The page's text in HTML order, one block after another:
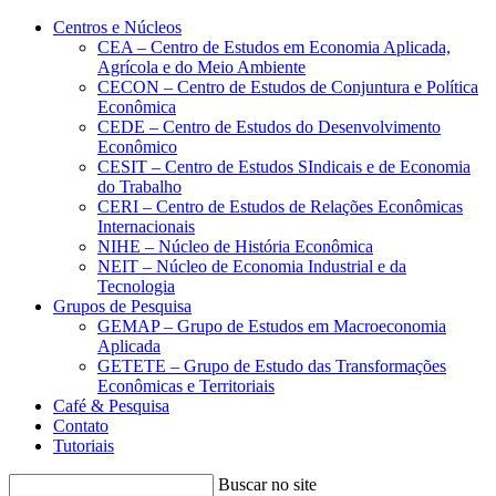
Conteúdo principal Menu principal
Centros e Núcleos
CEA – Centro de Estudos em Economia Aplicada,
Agrícola e do Meio Ambiente
CECON – Centro de Estudos de Conjuntura e Política
Econômica
CEDE – Centro de Estudos do Desenvolvimento
Econômico
CESIT – Centro de Estudos SIndicais e de Economia
do Trabalho
CERI – Centro de Estudos de Relações Econômicas
Internacionais
NIHE – Núcleo de História Econômica
NEIT – Núcleo de Economia Industrial e da
Tecnologia
Grupos de Pesquisa
GEMAP – Grupo de Estudos em Macroeconomia
Aplicada
GETETE – Grupo de Estudo das Transformações
Econômicas e Territoriais
Café & Pesquisa
Contato
Tutoriais
Buscar no site